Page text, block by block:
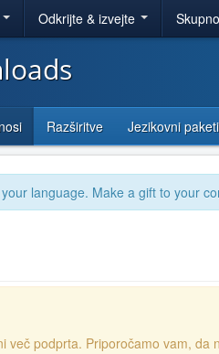
Odkrijte & izvejte
Razširitve Jezikovni paketi
language. Make a gift to your
več podprta. Priporočamo vam, da